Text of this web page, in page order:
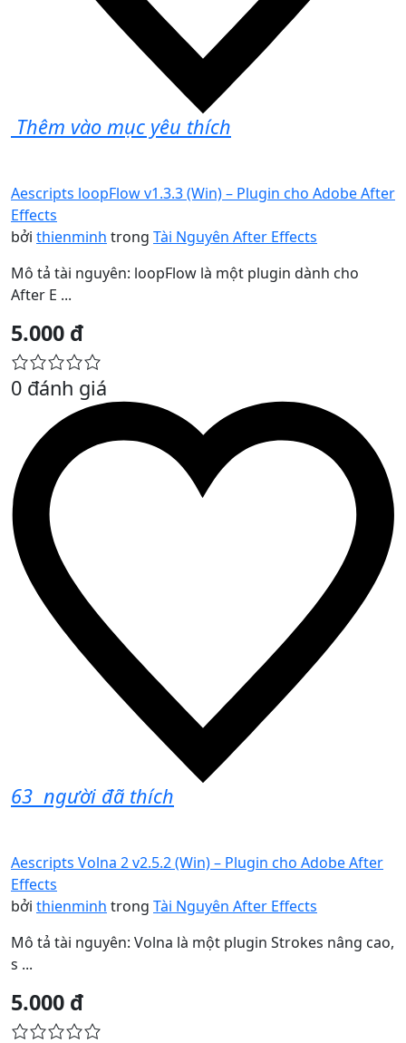
Thêm vào mục yêu thích
Aescripts loopFlow v1.3.3 (Win) – Plugin cho Adobe After
Effects
bởi thienminh trong Tài Nguyên After Effects
Mô tả tài nguyên: loopFlow là một plugin dành cho
After E ...
5.000 đ
0 đánh giá
63 người đã thích
Aescripts Volna 2 v2.5.2 (Win) – Plugin cho Adobe After
Effects
bởi thienminh trong Tài Nguyên After Effects
Mô tả tài nguyên: Volna là một plugin Strokes nâng cao,
s ...
5.000 đ